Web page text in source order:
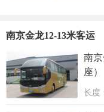
南京金龙12-13米客运
南
座）
长度